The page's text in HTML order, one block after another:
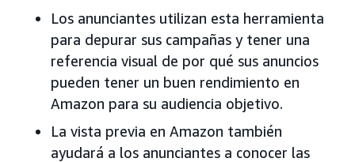
Los anunciantes utilizan esta herramienta
para depurar sus campañas y tener una
referencia visual de por qué sus anuncios
pueden tener un buen rendimiento en
Amazon para su audiencia objetivo.
La vista previa en Amazon también
ayudará a los anunciantes a conocer las